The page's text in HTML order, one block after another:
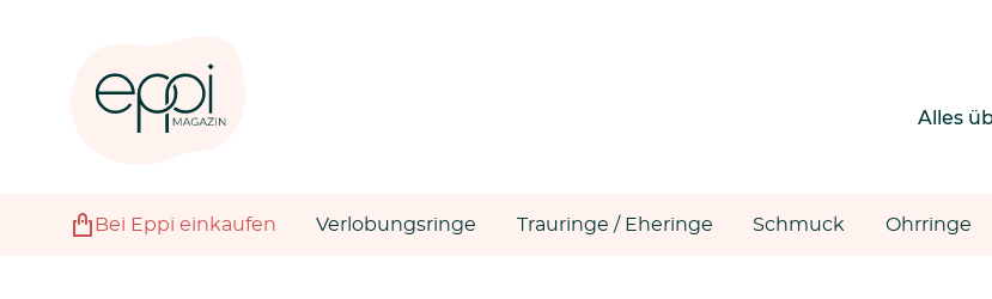
Alles
Bei Eppi einkaufen Verlobungsringe Trauringe / Eheringe Schmuck Ohrringe